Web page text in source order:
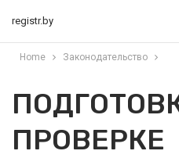
registr.by
Home Законодательство
ПРОВЕРКЕ